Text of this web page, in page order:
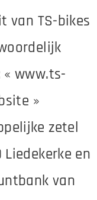
van TS-bikes
www.ts-
»
zetel
en
van